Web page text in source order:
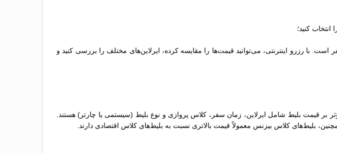
کنید؛
با رزرو اینترنتی، می‌توانید قیمت‌ها را مقایسه کرده، ایرلاین‌های مختلف را بررسی کنید و
بر قیمت بلیط شامل ایرلاین، زمان سفر، کلاس پروازی و نوع بلیط (سیستمی یا چارتر) هستند.
بلیط‌های کلاس بیزنس معمولاً قیمت بالاتری نسبت به بلیط‌های کلاس اقتصادی دارند.